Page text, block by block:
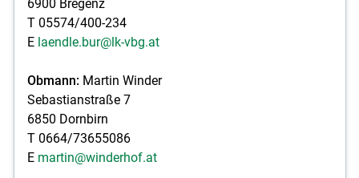
6900 Bregenz
T 05574/400-234
E laendle.bur@lk-vbg.at
Obmann: Martin Winder
Sebastianstraße 7
6850 Dornbirn
T 0664/73655086
E martin@winderhof.at